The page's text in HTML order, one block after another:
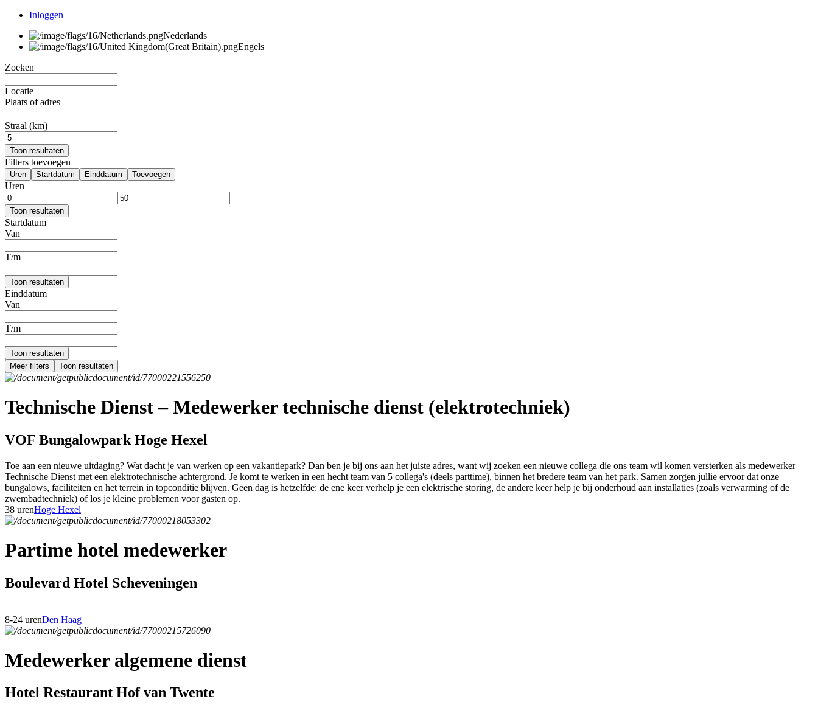
Inloggen
Nederlands
Engels
Zoeken
Locatie
Plaats of adres
Straal (km)
Toon resultaten
Filters toevoegen
Uren Startdatum Einddatum Toevoegen
Uren
Toon resultaten
Startdatum
Van
T/m
Toon resultaten
Einddatum
Van
T/m
Toon resultaten
Meer filters
Toon resultaten
Technische Dienst – Medewerker technische dienst (elektrotechniek)
VOF Bungalowpark Hoge Hexel
Toe aan een nieuwe uitdaging? Wat dacht je van werken op een vakantiepark? Dan ben je bij ons aan het juiste adres, want wij zoeken een nieuwe collega die ons team wil komen versterken als medewerker
Technische Dienst met een elektrotechnische achtergrond. Je komt te werken in een hecht team van 5 collega's (deels parttime), binnen het bredere team van het park. Samen zorgen jullie ervoor dat onze
bungalows, faciliteiten en het terrein in topconditie blijven. Geen dag is hetzelfde: de ene keer verhelp je een elektrische storing, de andere keer help je bij onderhoud aan installaties (zoals verwarming of de
zwembadtechniek) of los je kleine problemen voor gasten op.
38 urenHoge Hexel
Partime hotel medewerker
Boulevard Hotel Scheveningen
8-24 urenDen Haag
Medewerker algemene dienst
Hotel Restaurant Hof van Twente